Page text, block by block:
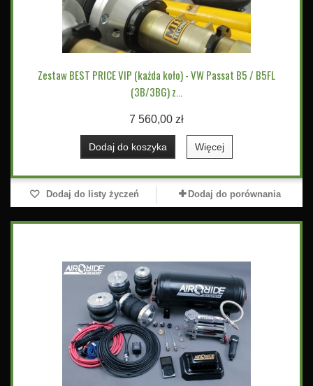
Zestaw BEST PRICE VIP (każda koło) - VW Passat B5 / B5FL
(3B/3BG) z...
7 560,00 zł
Dodaj do koszyka Więcej
Dodaj do listy życzeń Dodaj do porównania